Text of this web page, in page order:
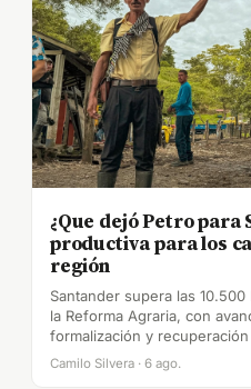
¿Que dejó Petro para
productiva para los
región
Santander supera las
la Reforma Agraria, con
formalización y
Camilo Silvera · 6 ago.